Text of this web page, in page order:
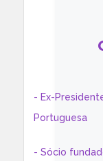
- Ex-
Portuguesa
- Sócio